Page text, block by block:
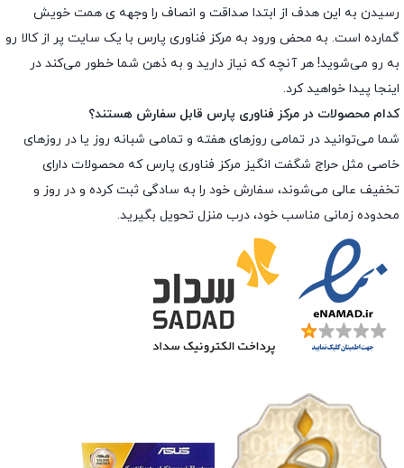
رسیدن به این هدف از ابتدا صداقت و انصاف را وجهه ى همت خویش
گمارده است. به محض ورود به مرکز فناوری پارس با یک سایت پر از کالا رو
به رو می‌شوید! هر آنچه که نیاز دارید و به ذهن شما خطور می‌کند در
اینجا پیدا خواهید کرد.
کدام محصولات در مرکز فناوری پارس قابل سفارش هستند؟
شما می‌توانید در تمامی روزهای هفته و تمامی شبانه روز یا در روزهای
خاصی مثل حراج شگفت انگیز مرکز فناوری پارس که محصولات دارای
تخفیف عالی می‌شوند، سفارش خود را به سادگی ثبت کرده و در روز و
محدوده زمانی مناسب خود، درب منزل تحویل بگیرید.